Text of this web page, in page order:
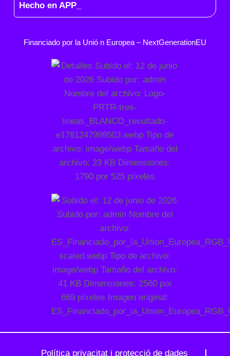
Hecho en APP_
Financiado por la Unió n Europea – NextGenerationEU
Política privacitat i protecció de dades